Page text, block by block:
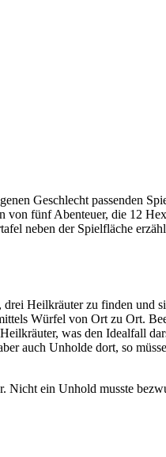
Geschlecht passenden
fünf Abenteuer, die 12
neben der Spielfläche
Heilkräuter zu finden und
Würfel von Ort zu Ort.
was den Idealfall
auch Unholde dort, so
Nicht ein Unhold musste